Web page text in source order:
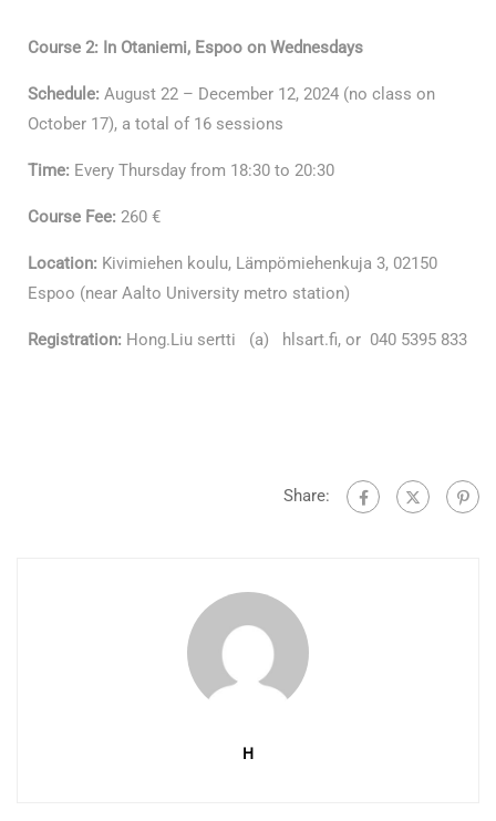
Course 2: In Otaniemi, Espoo on Wednesdays
Schedule: August 22 – December 12, 2024 (no class on
October 17), a total of 16 sessions
Time: Every Thursday from 18:30 to 20:30
Course Fee: 260 €
Location: Kivimiehen koulu, Lämpömiehenkuja 3, 02150
Espoo (near Aalto University metro station)
Registration: Hong.Liu sertti (a) hlsart.fi, or 040 5395 833
Share:
H